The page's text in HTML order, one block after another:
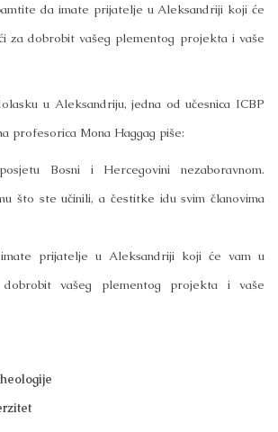
da imate prijatelje u Aleksandriji koji će
za dobrobit vašeg plementog projekta i vaše
u Aleksandriju, jedna od učesnica ICBP
profesorica Mona Haggag piše:
Bosni i Hercegovini nezaboravnom.
što ste učinili, a čestitke idu svim članovima
prijatelje u Aleksandriji koji će vam u
vašeg plementog projekta i vaše